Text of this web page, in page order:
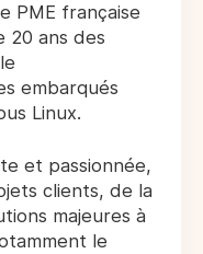
PME française
20 ans des
embarqués
Linux.
et passionnée,
clients, de la
majeures à
le